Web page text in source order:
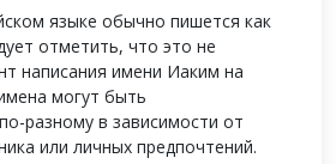
языке обычно пишется как
отметить, что это не
написания имени Иаким на
могут быть
разному в зависимости от
или личных предпочтений.